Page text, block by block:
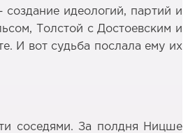
идеологий, партий и
Толстой с Достоевским и
И вот судьба послала ему их
соседями. За полдня Ницше